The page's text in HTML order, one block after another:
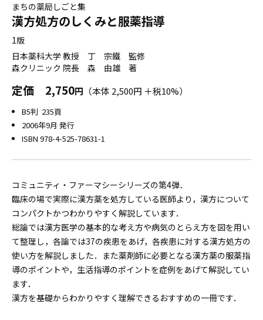
まちの薬局しごと集
漢方処方のしくみと服薬指導
1版
日本薬科大学 教授 丁 宗鐵 監修
森クリニック 院長 森 由雄 著
定価 2,750円 （本体 2,500円 ＋税10%）
B5判 235頁
2006年9月 発行
ISBN 978-4-525-78631-1
コミュニティ・ファーマシーシリーズの第4弾．
臨床の場で実際に漢方薬を処方している医師より，漢方について
コンパクトかつわかりやすく解説しています．
総論では漢方医学の基本的な考え方や病気のとらえ方を図を用い
て整理し，各論では37の疾患をあげ，各疾患に対する漢方処方の
使い方を解説しました．また薬剤師に必要となる漢方薬の服薬指
導のポイントや，生活指導のポイントを症例をあげて解説してい
ます．
漢方を基礎からわかりやすく理解できるおすすめの一冊です．